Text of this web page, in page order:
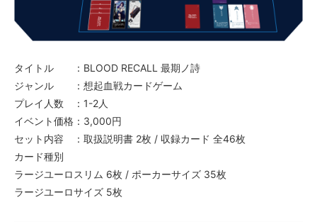
タイトル ：BLOOD RECALL 最期ノ詩
ジャンル ：想起血戦カードゲーム
プレイ人数 ：1-2人
イベント価格：3,000円
セット内容 ：取扱説明書 2枚 / 収録カード 全46枚
カード種別
ラージユーロスリム 6枚 / ポーカーサイズ 35枚
ラージユーロサイズ 5枚